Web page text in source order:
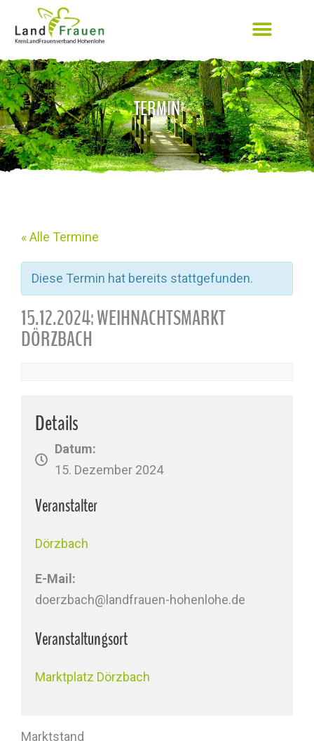
TERMIN
« Alle Termine
Diese Termin hat bereits stattgefunden.
15.12.2024: WEIHNACHTSMARKT
DÖRZBACH
Details
Datum:
15. Dezember 2024
Veranstalter
Dörzbach
E-Mail:
doerzbach@landfrauen-hohenlohe.de
Veranstaltungsort
Marktplatz Dörzbach
Marktstand